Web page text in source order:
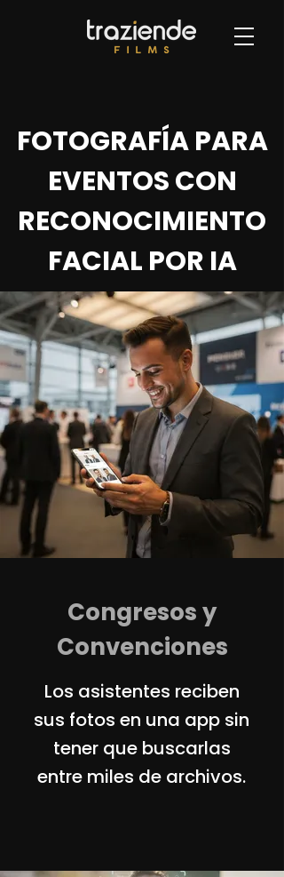
FOTOGRAFÍA PARA
EVENTOS CON
RECONOCIMIENTO
FACIAL POR IA
Congresos y
Convenciones
Los asistentes reciben
sus fotos en una app sin
tener que buscarlas
entre miles de archivos.